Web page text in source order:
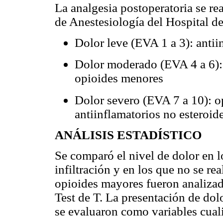
La analgesia postoperatoria se
de Anestesiología del Hospital
Dolor leve (EVA 1 a 3):
Dolor moderado (EVA 4 a
opioides menores
Dolor severo (EVA 7 a 10):
antiinflamatorios no
ANÁLISIS ESTADÍSTICO
Se comparó el nivel de dolor en
infiltración y en los que no se
opioides mayores fueron
Test de T. La presentación de
se evaluaron como variables